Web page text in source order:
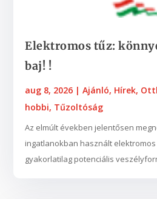
Elektromos tűz:
baj! !
aug 8, 2026 |Ajánló, Hírek,
hobbi, Tűzoltóság
Az elmúlt években jelentősen
ingatlanokban használt
gyakorlatilag potenciális